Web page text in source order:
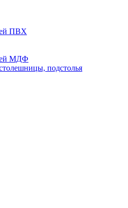
ПВХ
МДФ
подстолья